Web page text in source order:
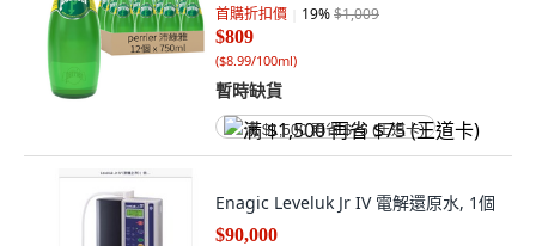
首購折扣價 19%$1,009
$809
($8.99/100ml)
暫時缺貨
满 $1,500 再省 $75 (王道卡)
Enagic Leveluk Jr IV 電解還原水, 1個
$90,000